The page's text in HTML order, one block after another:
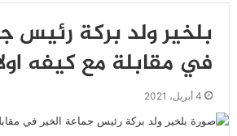
بلخير ولد بركة رئيس
في مقابلة مع كيفه
4 أبريل، 2021